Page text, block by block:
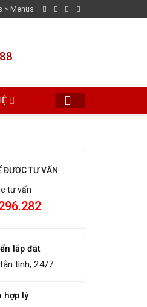
> Menus
ĐƯỢC TƯ VẤN
tư vấn
lắp đăt
tình, 24/7
hợp lý